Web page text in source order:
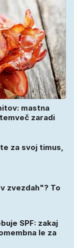
mastna
zaradi
za svoj timus,
zvezdah"? To
SPF: zakaj
le za